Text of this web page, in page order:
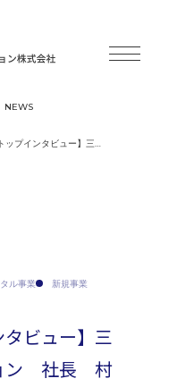
NEWS
ップインタビュー】三…
ル事業 新規事業
タビュー】三
ン 社長 村